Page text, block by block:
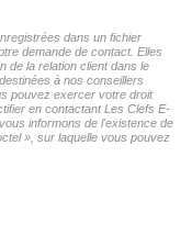
dans un fichier
demande de contact. Elles
de la relation client dans le
à nos conseillers
pouvez exercer votre droit
en contactant Les Clefs E-
informons de l'existence de
», sur laquelle vous pouvez